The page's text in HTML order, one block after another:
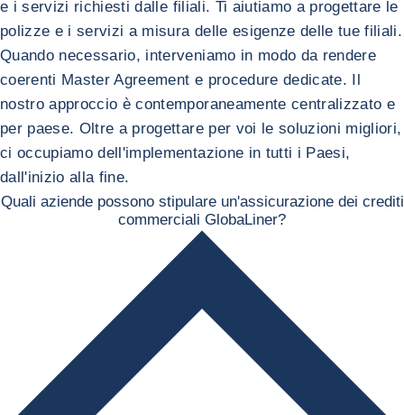
e i servizi richiesti dalle filiali. Ti aiutiamo a progettare le
polizze e i servizi a misura delle esigenze delle tue filiali.
Quando necessario, interveniamo in modo da rendere
coerenti Master Agreement e procedure dedicate. Il
nostro approccio è contemporaneamente centralizzato e
per paese. Oltre a progettare per voi le soluzioni migliori,
ci occupiamo dell'implementazione in tutti i Paesi,
dall'inizio alla fine.
Quali aziende possono stipulare un'assicurazione dei crediti
commerciali GlobaLiner?